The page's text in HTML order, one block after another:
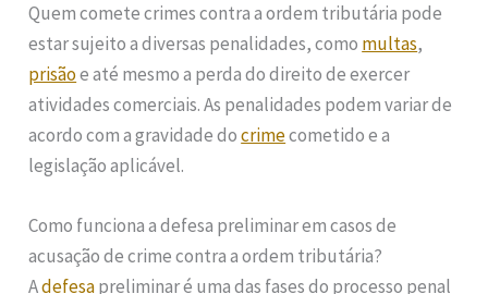
Quem comete crimes contra a ordem tributária pode
estar sujeito a diversas penalidades, como multas,
prisãoe até mesmo a perda do direito de exercer
atividades comerciais. As penalidades podem variar de
acordo com a gravidade docrimecometido e a
legislação aplicável.
Como funciona a defesa preliminar em casos de
acusação de crime contra a ordem tributária?
Adefesapreliminar é uma das fases do processo penal